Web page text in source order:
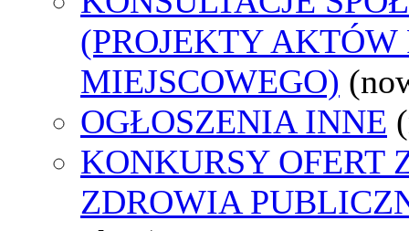
(PROJEKTY AKTÓW
MIEJSCOWEGO)
OGŁOSZENIA INNE
KONKURSY OFERT
ZDROWIA